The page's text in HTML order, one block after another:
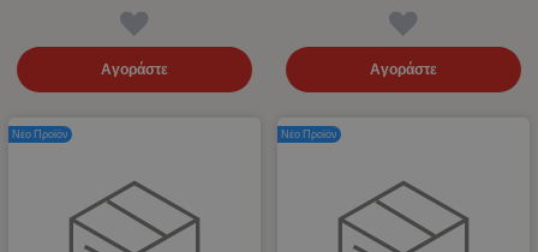
Αγοράστε Αγοράστε
Νέο Προϊόν Νέο Προϊόν